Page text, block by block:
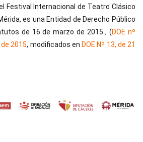
Festival Internacional de Teatro Clásico
es una Entidad de Derecho Público
de 16 de marzo de 2015 , (DOE nº
2015, modificados en DOE Nº 13, de 21